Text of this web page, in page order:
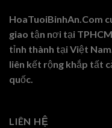
HoaTuoiBinhAn.Com
giao tận nơi tại
tỉnh thành tại Việt
liên kết rộng khắp tất
quốc.
LIÊN HỆ